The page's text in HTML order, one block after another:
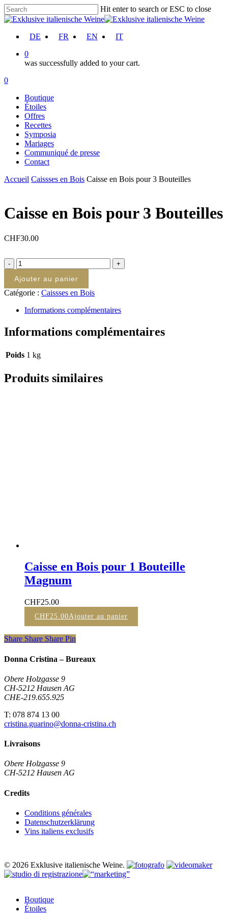
Skip
to
content
Hit enter to search or ESC to close
Close
DE
FR EN IT
0
was successfully added to your cart.
Menu
account
0
Boutique
Étoiles
Offres
Recettes
Symposia
Mariages
Communiqué de presse
Contact
Accueil Caissses en Bois Caisse en Bois pour 3 Bouteilles
Caisse en Bois pour 3 Bouteilles
CHF30.00
quantité
de
Caisse
en
Bois
pour
Bouteilles
Ajouter au panier
Catégorie : Caissses en Bois
Informations complémentaires
Informations complémentaires
Poids 1 kg
Produits similaires
Caisse en Bois pour 1 Bouteille
Magnum
CHF25.00
CHF25.00Ajouter au panier
Share Share Share Pin
Donna Cristina – Bureaux
Obere Holzgasse 9
CH-5212 Hausen AG
CHE-219.655.925
T: 078 874 13 00
cristina.guarino@donna-cristina.ch
Livraisons
Obere Holzgasse 9
CH-5212 Hausen AG
Credits
Conditions générales
Datenschutzerklärung
Vins italiens exclusifs
© 2026 Exklusive italienische Weine.
Close
Menu
Boutique
Étoiles